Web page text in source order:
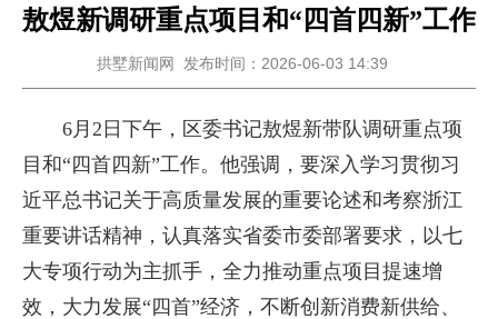
敖煜新调研重点项目和“四首四新”工作
拱墅新闻网 发布时间：2026-06-03 14:39
6月2日下午，区委书记敖煜新带队调研重点项
目和“四首四新”工作。他强调，要深入学习贯彻习
近平总书记关于高质量发展的重要论述和考察浙江
重要讲话精神，认真落实省委市委部署要求，以七
大专项行动为主抓手，全力推动重点项目提速增
效，大力发展“四首”经济，不断创新消费新供给、